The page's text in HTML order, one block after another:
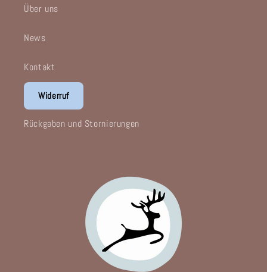
Über uns
News
Kontakt
Widerruf
Rückgaben und Stornierungen